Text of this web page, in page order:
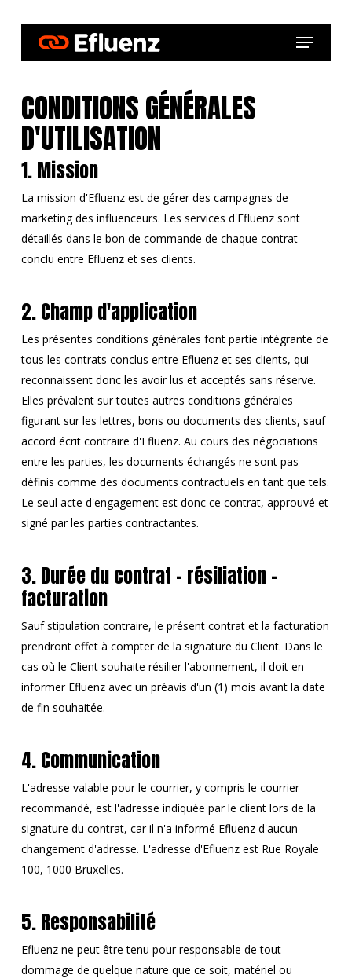
Menu
CONDITIONS GÉNÉRALES
D'UTILISATION
1. Mission
La mission d'Efluenz est de gérer des campagnes de
marketing des influenceurs. Les services d'Efluenz sont
détaillés dans le bon de commande de chaque contrat
conclu entre Efluenz et ses clients.
2. Champ d'application
Les présentes conditions générales font partie intégrante de
tous les contrats conclus entre Efluenz et ses clients, qui
reconnaissent donc les avoir lus et acceptés sans réserve.
Elles prévalent sur toutes autres conditions générales
figurant sur les lettres, bons ou documents des clients, sauf
accord écrit contraire d'Efluenz. Au cours des négociations
entre les parties, les documents échangés ne sont pas
définis comme des documents contractuels en tant que tels.
Le seul acte d'engagement est donc ce contrat, approuvé et
signé par les parties contractantes.
3. Durée du contrat - résiliation –
facturation
Sauf stipulation contraire, le présent contrat et la facturation
prendront effet à compter de la signature du Client. Dans le
cas où le Client souhaite résilier l'abonnement, il doit en
informer Efluenz avec un préavis d'un (1) mois avant la date
de fin souhaitée.
4. Communication
L'adresse valable pour le courrier, y compris le courrier
recommandé, est l'adresse indiquée par le client lors de la
signature du contrat, car il n'a informé Efluenz d'aucun
changement d'adresse. L'adresse d'Efluenz est Rue Royale
100, 1000 Bruxelles.
5. Responsabilité
Efluenz ne peut être tenu pour responsable de tout
dommage de quelque nature que ce soit, matériel ou